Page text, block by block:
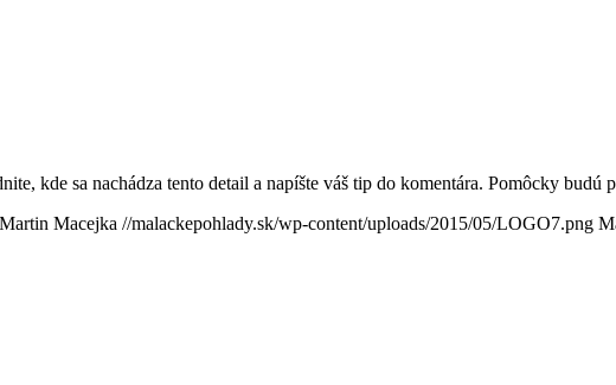
kde sa nachádza tento detail a napíšte váš tip do komentára. Pomôcky budú
Martin Macejka //malackepohlady.sk/wp-content/uploads/2015/05/LOGO7.png